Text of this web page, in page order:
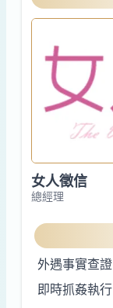
外遇事實查證
即時抓姦執行
女人徵信
總經理